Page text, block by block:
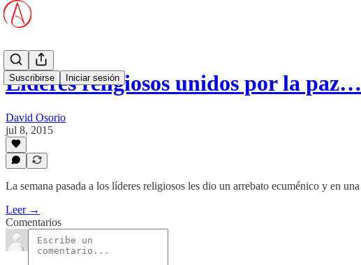
Suscribirse Iniciar sesión
Líderes religiosos unidos por la paz…
David Osorio
jul 8, 2015
La semana pasada a los líderes religiosos les dio un arrebato ecuménico y en
Leer →
Comentarios